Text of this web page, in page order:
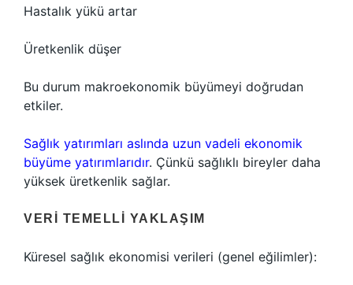
Hastalık yükü artar
Üretkenlik düşer
Bu durum makroekonomik büyümeyi doğrudan
etkiler.
Sağlık yatırımları aslında uzun vadeli ekonomik
büyüme yatırımlarıdır. Çünkü sağlıklı bireyler daha
yüksek üretkenlik sağlar.
VERI TEMELLI YAKLAŞIM
Küresel sağlık ekonomisi verileri (genel eğilimler):